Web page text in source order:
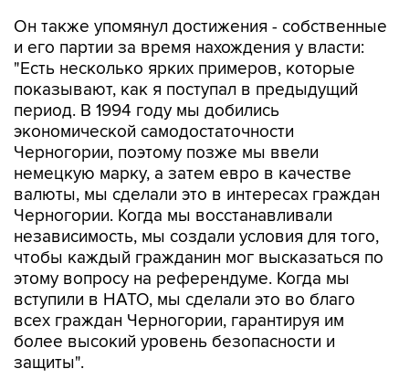
Он также упомянул достижения - собственные
и его партии за время нахождения у власти:
"Есть несколько ярких примеров, которые
показывают, как я поступал в предыдущий
период. В 1994 году мы добились
экономической самодостаточности
Черногории, поэтому позже мы ввели
немецкую марку, а затем евро в качестве
валюты, мы сделали это в интересах граждан
Черногории. Когда мы восстанавливали
независимость, мы создали условия для того,
чтобы каждый гражданин мог высказаться по
этому вопросу на референдуме. Когда мы
вступили в НАТО, мы сделали это во благо
всех граждан Черногории, гарантируя им
более высокий уровень безопасности и
защиты".